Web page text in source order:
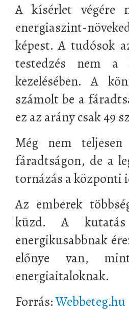
A kísérlet végére
energiaszint-
képest. A tudósok
testedzés nem a
kezelésében. A
számolt be a
ez az arány csak 49
Még nem
fáradtságon, de a
tornázás a központi
Az emberek
küzd. A
energikusabbnak
előnye van,
energiaitaloknak.
Forrás:Webbeteg.hu